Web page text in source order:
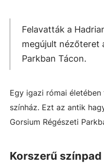
Felavatták a
megújult nézőteret
Parkban Tácon.
Egy igazi római
színház. Ezt az antik
Gorsium Régészeti
Korszerű